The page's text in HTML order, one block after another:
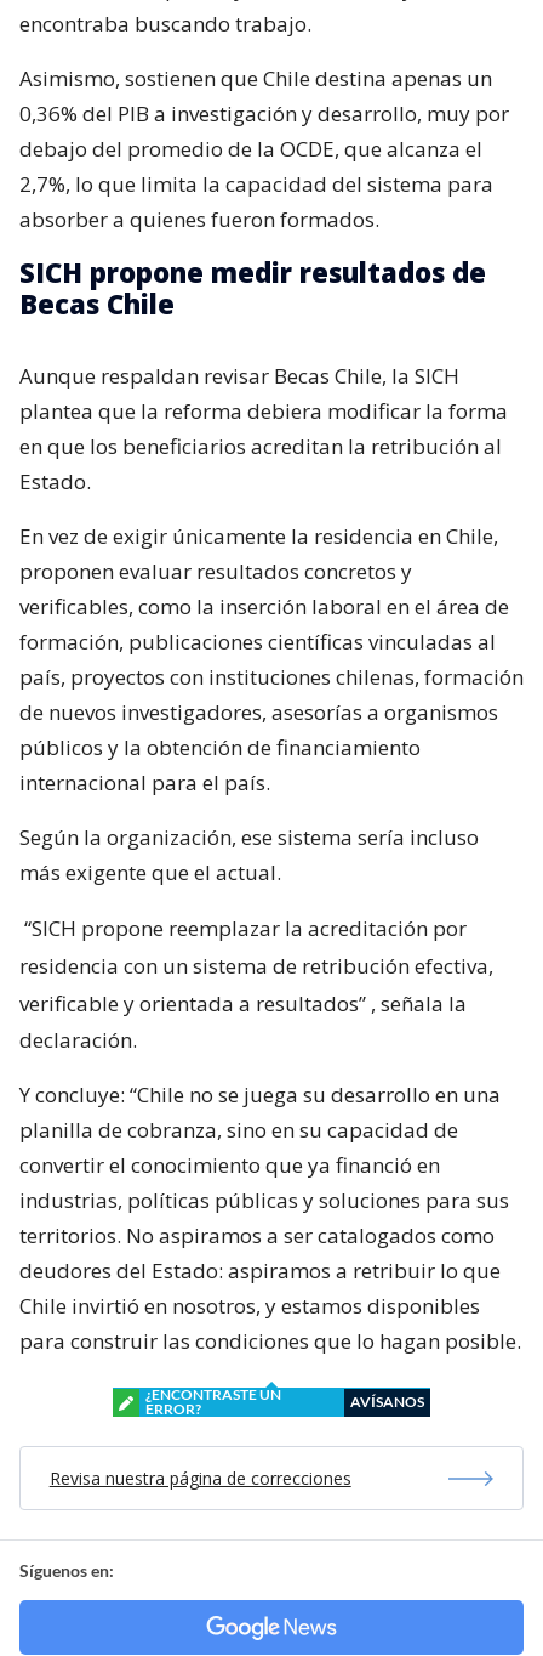
encontraba buscando trabajo.
Asimismo, sostienen que Chile destina apenas un
0,36% del PIB a investigación y desarrollo, muy por
debajo del promedio de la OCDE, que alcanza el
2,7%, lo que limita la capacidad del sistema para
absorber a quienes fueron formados.
SICH propone medir resultados de
Becas Chile
Aunque respaldan revisar Becas Chile, la SICH
plantea que la reforma debiera modificar la forma
en que los beneficiarios acreditan la retribución al
Estado.
En vez de exigir únicamente la residencia en Chile,
proponen evaluar resultados concretos y
verificables, como la inserción laboral en el área de
formación, publicaciones científicas vinculadas al
país, proyectos con instituciones chilenas, formación
de nuevos investigadores, asesorías a organismos
públicos y la obtención de financiamiento
internacional para el país.
Según la organización, ese sistema sería incluso
más exigente que el actual.
“SICH propone reemplazar la acreditación por
residencia con un sistema de retribución efectiva,
verificable y orientada a resultados” , señala la
declaración.
Y concluye: “Chile no se juega su desarrollo en una
planilla de cobranza, sino en su capacidad de
convertir el conocimiento que ya financió en
industrias, políticas públicas y soluciones para sus
territorios. No aspiramos a ser catalogados como
deudores del Estado: aspiramos a retribuir lo que
Chile invirtió en nosotros, y estamos disponibles
para construir las condiciones que lo hagan posible.
¿ENCONTRASTE UN
ERROR?
AVÍSANOS
Revisa nuestra página de correcciones
Síguenos en: